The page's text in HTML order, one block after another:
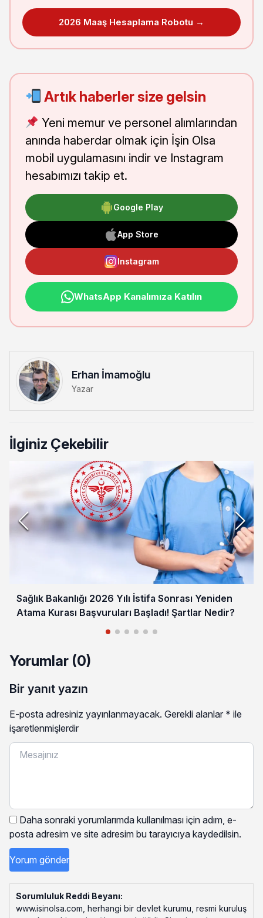
2026 Maaş Hesaplama Robotu →
Artık haberler size gelsin
Yeni memur ve personel alımlarından
anında haberdar olmak için İşin Olsa
mobil uygulamasını indir ve Instagram
hesabımızı takip et.
Google Play
App Store
Instagram
WhatsApp Kanalımıza Katılın
Erhan İmamoğlu
Yazar
İlginiz Çekebilir
Sağlık Bakanlığı 2026 Yılı İstifa Sonrası Yeniden
Atama Kurası Başvuruları Başladı! Şartlar Nedir?
Yorumlar (0)
Bir yanıt yazın
E-posta adresiniz yayınlanmayacak. Gerekli alanlar * ile
işaretlenmişlerdir
Daha sonraki yorumlarımda kullanılması için adım, e-
posta adresim ve site adresim bu tarayıcıya kaydedilsin.
Sorumluluk Reddi Beyanı:
www.isinolsa.com, herhangi bir devlet kurumu, resmi kuruluş